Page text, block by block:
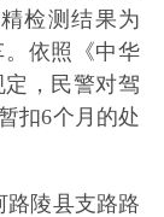
检测结果为
。依照《中华
，民警对驾
扣6个月的处
路陵县支路路